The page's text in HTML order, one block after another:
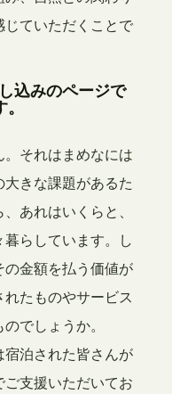
ていただくことで
込みのページで
それはまめなには
大きな課題があるた
あれはいくらと、
らしています。し
金額を払う価値が
たものやサービス
でしょうか。
泊された皆さんが
支援いただいてお